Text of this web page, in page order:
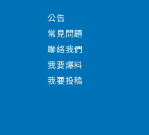
公告
常見問題
聯絡我們
我要爆料
我要投稿